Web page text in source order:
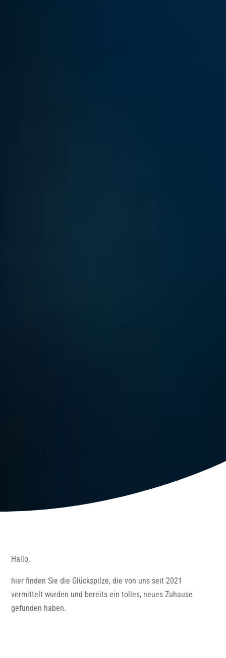
Hallo,
hier finden Sie die Glückspilze, die von uns seit 2021
vermittelt wurden und bereits ein tolles, neues Zuhause
gefunden haben.